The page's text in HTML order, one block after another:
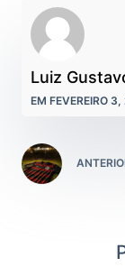
Luiz
EM FEVEREIRO